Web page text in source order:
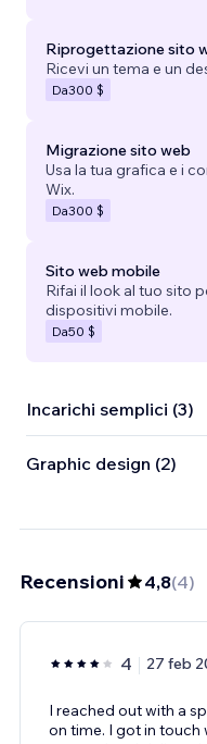
Riprogettazione sito
Ricevi un tema e un
Da300 $
Migrazione sito web
Usa la tua grafica e i
Wix.
Da300 $
Sito web mobile
Rifai il look al tuo sito
dispositivi mobile.
Da50 $
Incarichi semplici (3)
Graphic design (2)
Recensioni 4,8(4)
4 27 feb
I reached out with a
on time. I got in touch